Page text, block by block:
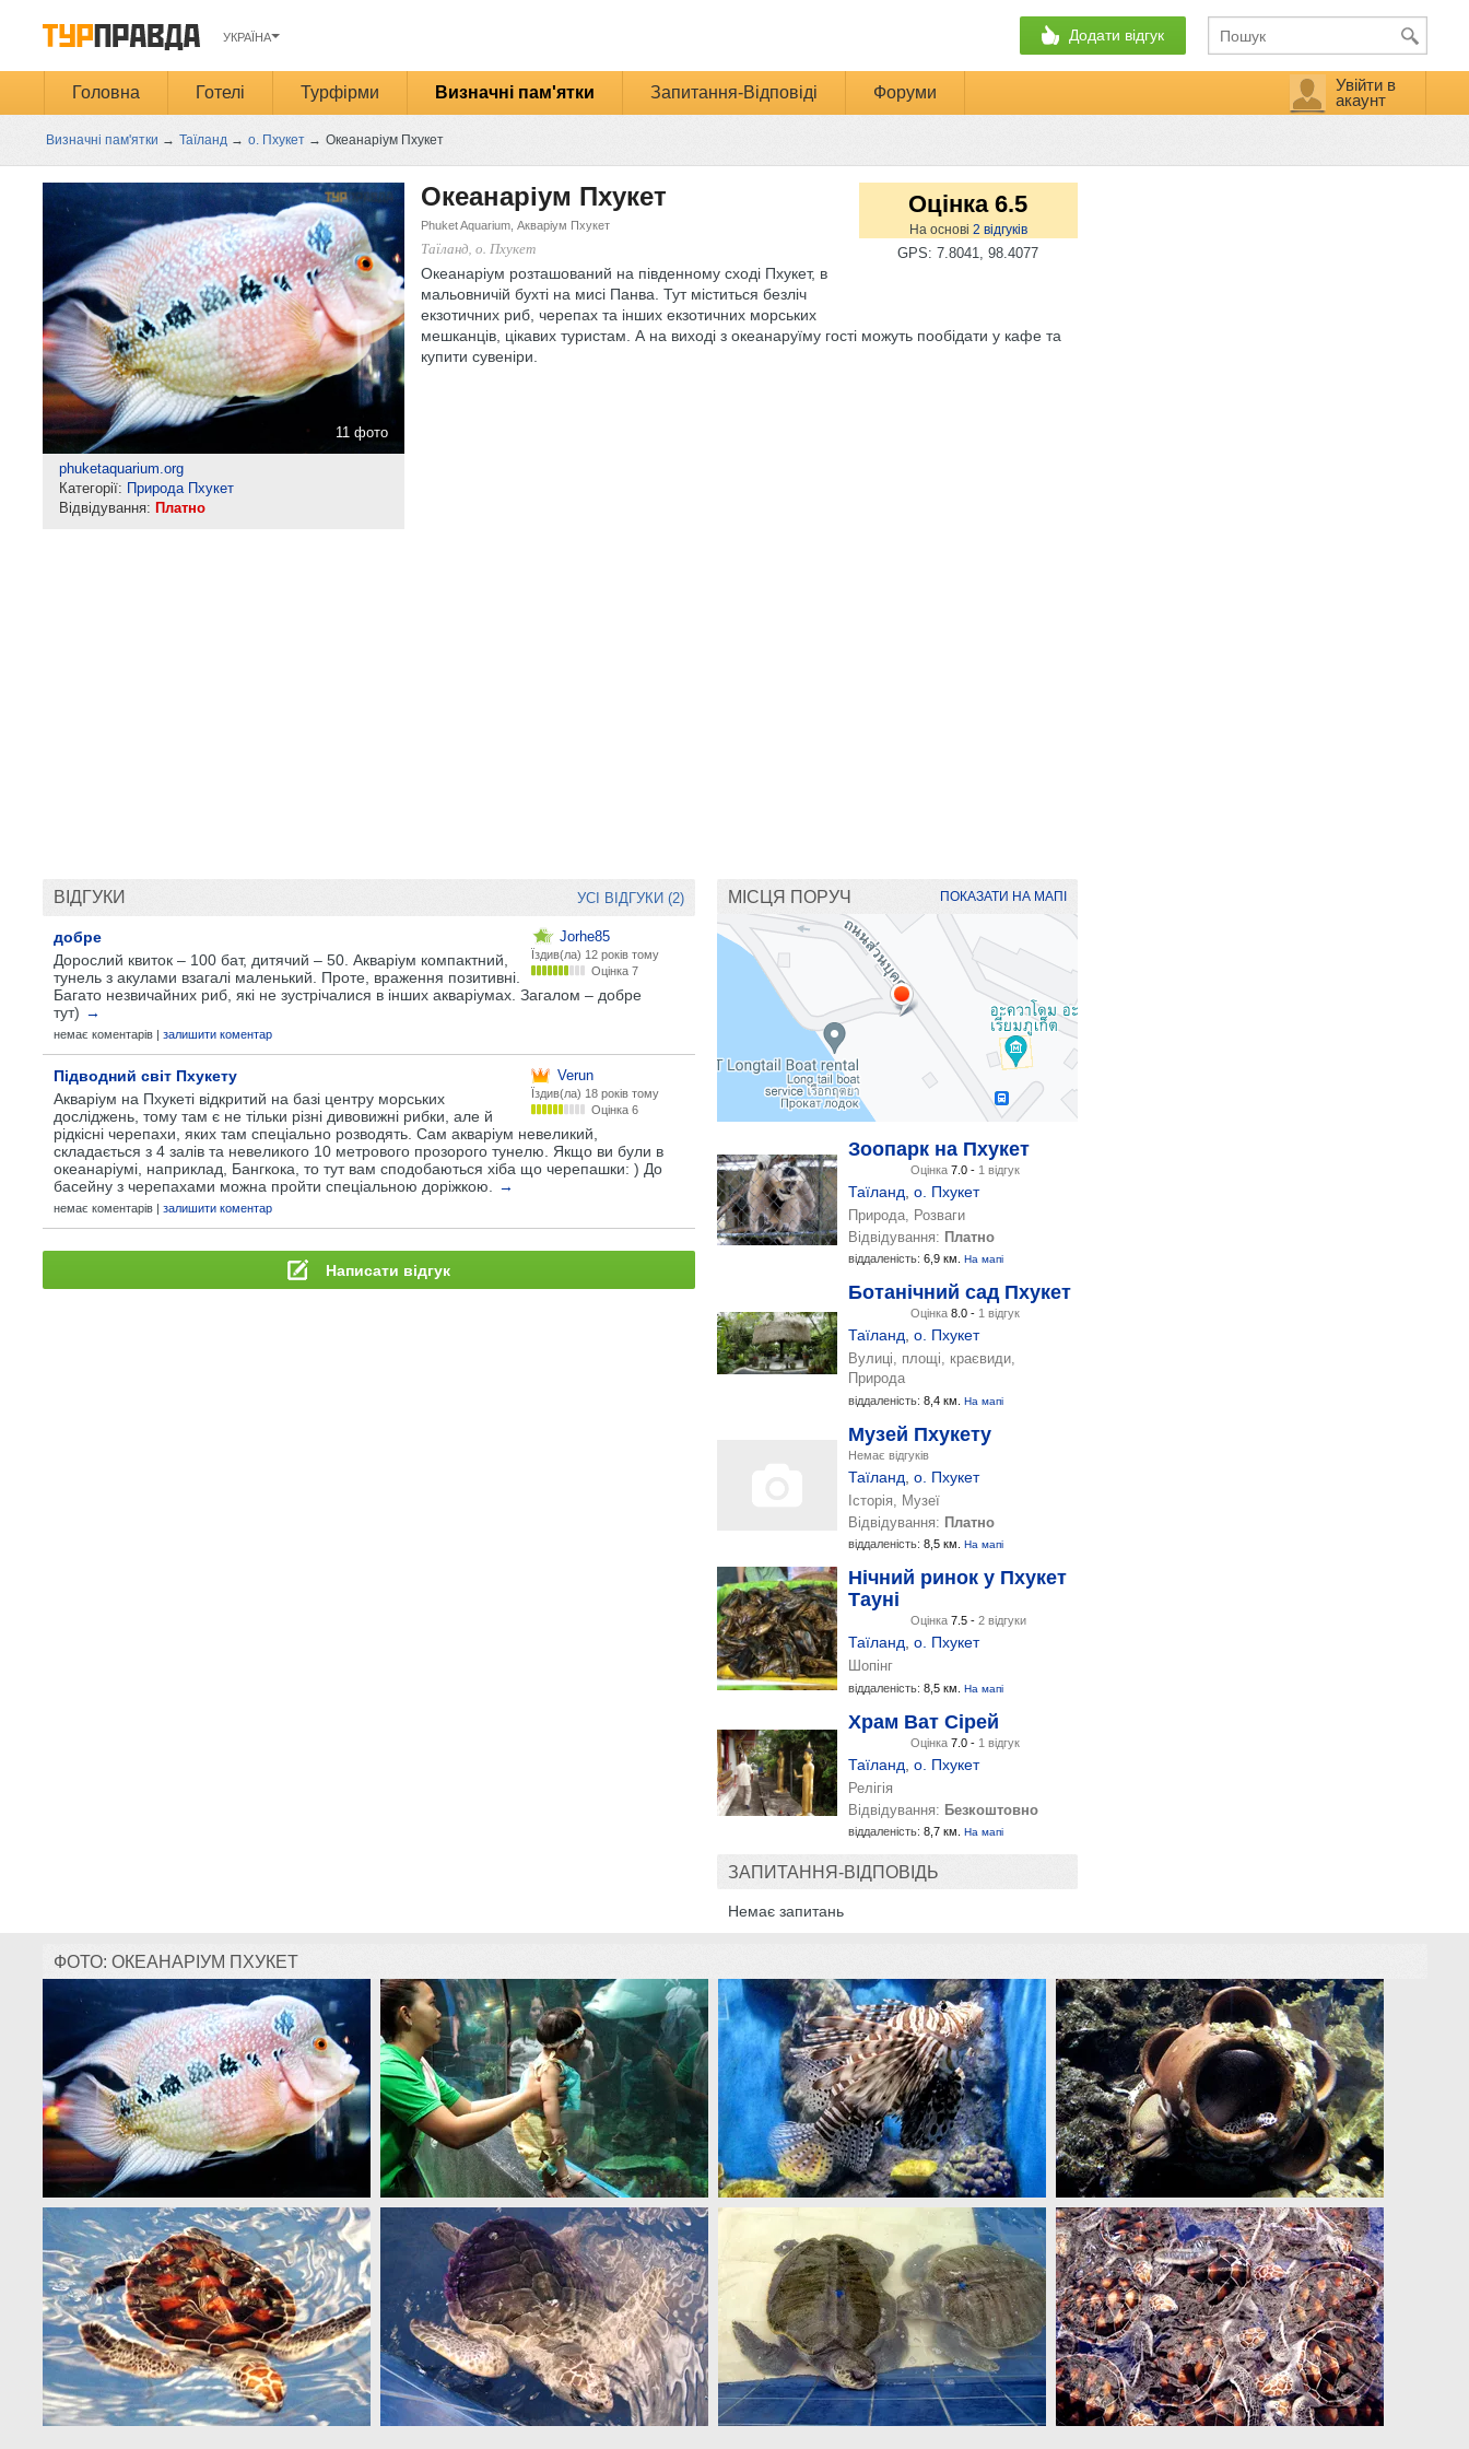
УКРАЇНА Додати відгук
Головна Готелі Турфірми Визначні пам'ятки Запитання-Відповіді Форуми
Увійти в
акаунт
Визначні пам'ятки → Таїланд → о. Пхукет → Океанаріум Пхукет
11 фото
phuketaquarium.org
Категорії: Природа Пхукет
Відвідування: Платно
Оцінка 6.5
На основі 2 відгуків
GPS: 7.8041, 98.4077
Океанаріум Пхукет
Phuket Aquarium, Акваріум Пхукет
Таїланд, о. Пхукет
Океанаріум розташований на південному сході Пхукет, в
мальовничій бухті на мисі Панва. Тут міститься безліч
екзотичних риб, черепах та інших екзотичних морських
мешканців, цікавих туристам. А на виході з океанаруїму гості можуть пообідати у кафе та
купити сувеніри.
ВІДГУКИ УСІ ВІДГУКИ (2)
Jorhe85
Їздив(ла) 12 років тому
Оцінка 7
добре
Дорослий квиток – 100 бат, дитячий – 50. Акваріум компактний,
тунель з акулами взагалі маленький. Проте, враження позитивні.
Багато незвичайних риб, які не зустрічалися в інших акваріумах. Загалом – добре
тут) →
немає коментарів | залишити коментар
Verun
Їздив(ла) 18 років тому
Оцінка 6
Підводний світ Пхукету
Акваріум на Пхукеті відкритий на базі центру морських
досліджень, тому там є не тільки різні дивовижні рибки, але й
рідкісні черепахи, яких там спеціально розводять. Сам акваріум невеликий,
складається з 4 залів та невеликого 10 метрового прозорого тунелю. Якщо ви були в
океанаріумі, наприклад, Бангкока, то тут вам сподобаються хіба що черепашки: ) До
басейну з черепахами можна пройти спеціальною доріжкою.
→
немає коментарів | залишити коментар
Написати відгук
МІСЦЯ ПОРУЧ ПОКАЗАТИ НА МАПІ
Зоопарк на Пхукет
Оцінка 7.0 - 1 відгук
Таїланд о. Пхукет
Природа, Розваги
Відвідування: Платно
віддаленість: 6,9 км. На мапі
Ботанічний сад Пхукет
Оцінка 8.0 - 1 відгук
Таїланд о. Пхукет
Вулиці, площі, краєвиди,
Природа
віддаленість: 8,4 км. На мапі
Музей Пхукету
Немає відгуків
Таїланд о. Пхукет
Історія, Музеї
Відвідування: Платно
віддаленість: 8,5 км. На мапі
Нічний ринок у Пхукет
Тауні
Оцінка 7.5 - 2 відгуки
Таїланд о. Пхукет
Шопінг
віддаленість: 8,5 км. На мапі
Храм Ват Сірей
Оцінка 7.0 - 1 відгук
Таїланд о. Пхукет
Релігія
Відвідування: Безкоштовно
віддаленість: 8,7 км. На мапі
ЗАПИТАННЯ-ВІДПОВІДЬ
Немає запитань
ФОТО: ОКЕАНАРІУМ ПХУКЕТ